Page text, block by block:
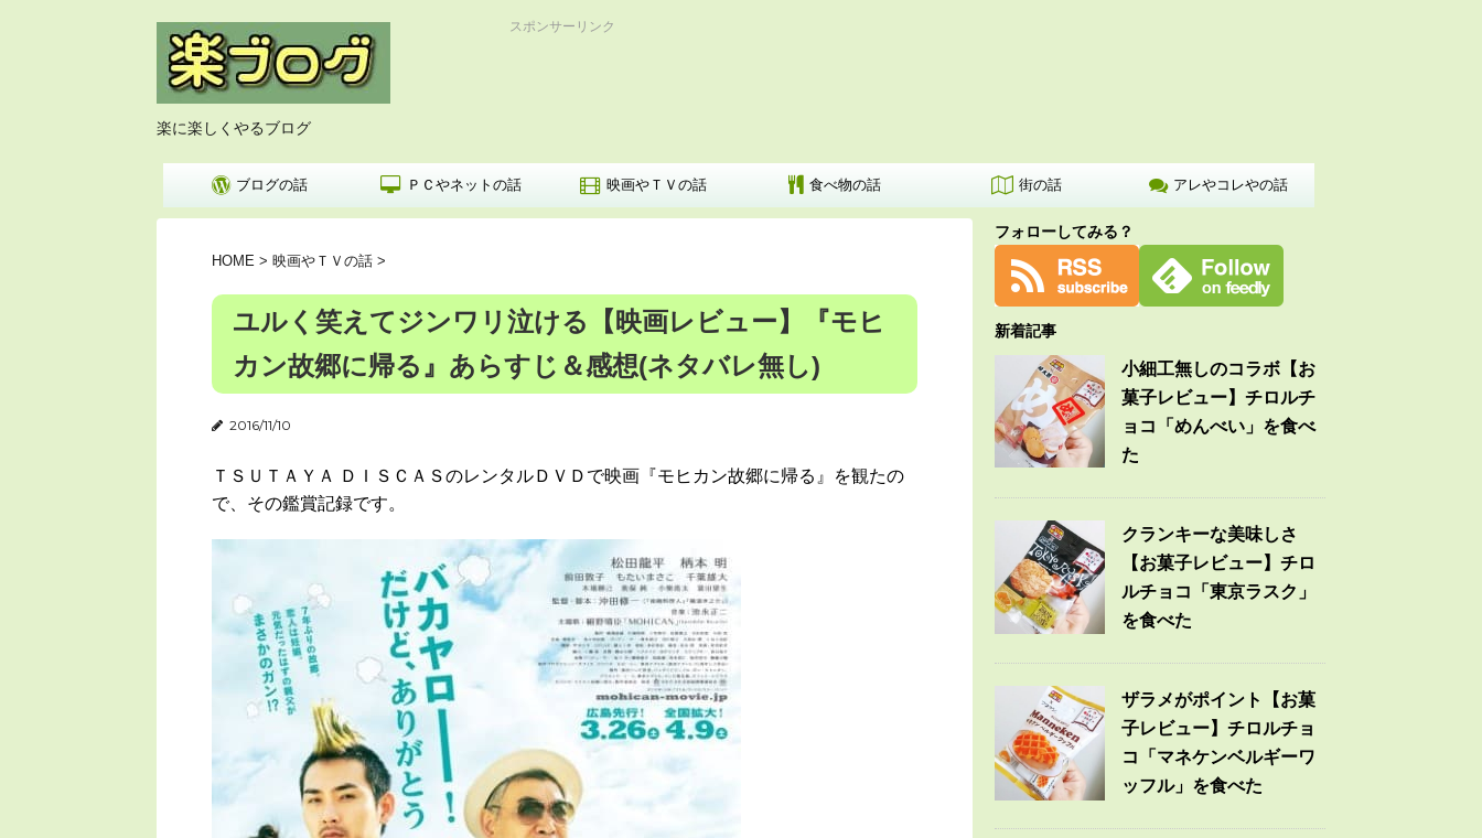
楽に楽しくやるブログ
スポンサーリンク
ブログの話 ＰＣやネットの話 映画やＴＶの話 食べ物の話 街の話 アレやコレやの話
HOME > 映画やＴＶの話 >
ユルく笑えてジンワリ泣ける【映画レビュー】『モヒ
カン故郷に帰る』あらすじ＆感想(ネタバレ無し)
2016/11/10
ＴＳＵＴＡＹＡ ＤＩＳＣＡＳのレンタルＤＶＤで映画『モヒカン故郷に帰る』を観たの
で、その鑑賞記録です。
フォローしてみる？
新着記事
小細工無しのコラボ【お
菓子レビュー】チロルチ
ョコ「めんべい」を食べ
た
クランキーな美味しさ
【お菓子レビュー】チロ
ルチョコ「東京ラスク」
を食べた
ザラメがポイント【お菓
子レビュー】チロルチョ
コ「マネケンベルギーワ
ッフル」を食べた